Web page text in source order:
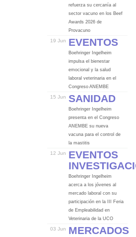
refuerza su cercanía al
sector vacuno en los Beef
Awards 2026 de
Provacuno
19 Jun
Eventos
Boehringer Ingelheim
impulsa el bienestar
emocional y la salud
laboral veterinaria en el
Congreso ANEMBE
15 Jun Sanidad
Boehringer Ingelheim
presenta en el Congreso
ANEMBE su nueva
vacuna para el control de
la mastitis
12 Jun
Eventos
Boehringer Ingelheim
acerca a los jóvenes al
mercado laboral con su
participación en la III Feria
de Empleabilidad en
Veterinaria de la UCO
03 Jun
Mercados